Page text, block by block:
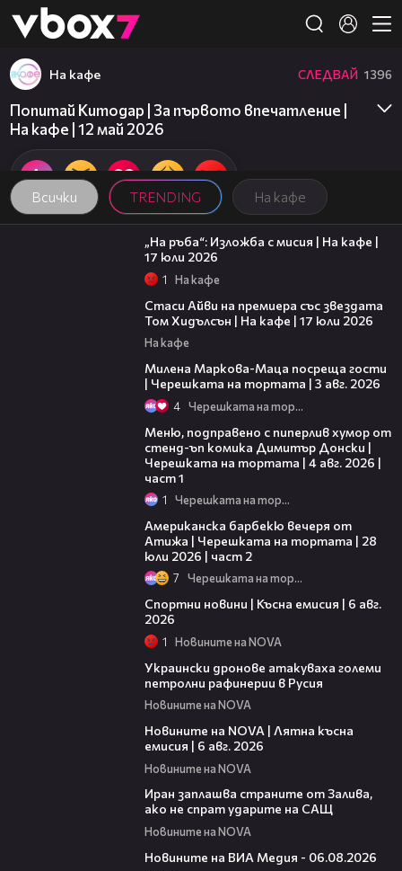
👾
Всички TRENDING На кафе
На кафе СЛЕДВАЙ 1396
Попитай Китодар | За първото впечатление |
На кафе | 12 май 2026
09:09
„На ръба“: Изложба с мисия | На кафе |
17 юли 2026
1 На кафе
Стаси Айви на премиера със звездата
Том Хидълсън | На кафе | 17 юли 2026
На кафе
Милена Маркова-Маца посреща гости
| Черешката на тортата | 3 авг. 2026
4 Черешката на тортата
Меню, подправено с пиперлив хумор от
стенд-ъп комика Димитър Донски |
Черешката на тортата | 4 авг. 2026 |
част 1
1 Черешката на тортата
Американска барбекю вечеря от
Атижа | Черешката на тортата | 28
юли 2026 | част 2
7 Черешката на тортата
Спортни новини | Късна емисия | 6 авг.
2026
1 Новините на NOVA
Украински дронове атакуваха големи
петролни рафинерии в Русия
Новините на NOVA
Новините на NOVA | Лятна късна
емисия | 6 авг. 2026
Новините на NOVA
Иран заплашва страните от Залива,
ако не спрат ударите на САЩ
Новините на NOVA
Новините на ВИА Медия - 06.08.2026